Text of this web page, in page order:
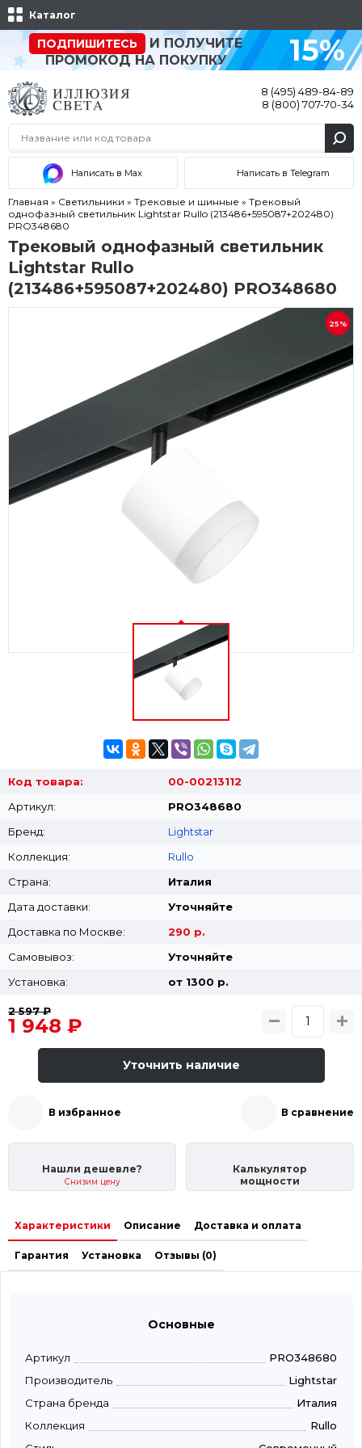
Каталог
ПОДПИШИТЕСЬ
И ПОЛУЧИТЕ
ПРОМОКОД НА ПОКУПКУ
15%
8 (495) 489-84-89
8 (800) 707-70-34
Написать в Max Написать в Telegram
Главная » Светильники » Трековые и шинные » Трековый
однофазный светильник Lightstar Rullo (213486+595087+202480)
PRO348680
Трековый однофазный светильник
Lightstar Rullo
(213486+595087+202480) PRO348680
25%
Код товара:
00-00213112
Артикул:
PRO348680
Бренд:
Lightstar
Коллекция:
Rullo
Страна:
Италия
Дата доставки:
Уточняйте
Доставка по Москве:
290 р.
Самовывоз:
Уточняйте
Установка:
от 1300 p.
2 597 ₽
1 948 ₽
Уточнить наличие
В избранное В сравнение
Нашли дешевле?
Снизим цену
Калькулятор
мощности
Характеристики Описание Доставка и оплата
Гарантия Установка Отзывы (0)
Основные
Артикул
PRO348680
Производитель
Lightstar
Страна бренда
Италия
Коллекция
Rullo